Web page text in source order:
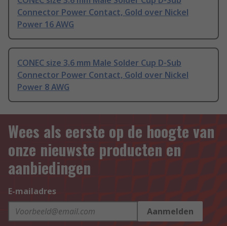
Connector Power Contact, Gold over Nickel
Power 16 AWG
CONEC size 3.6 mm Male Solder Cup D-Sub
Connector Power Contact, Gold over Nickel
Power 8 AWG
Wees als eerste op de hoogte van
onze nieuwste producten en
aanbiedingen
E-mailadres
Aanmelden